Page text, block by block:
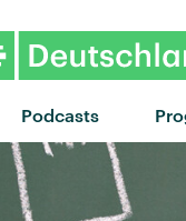
Podcasts